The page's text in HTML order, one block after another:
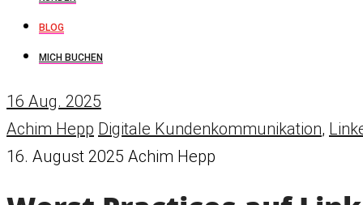
BLOG
MICH BUCHEN
16 Aug. 2025
Achim Hepp Digitale Kundenkommunikation,
16. August 2025 Achim Hepp